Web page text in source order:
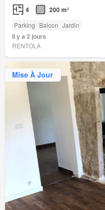
4 200 m²
Parking Balcon Jardin
Il y a 2 jours
RENTOLA
Mise À Jour